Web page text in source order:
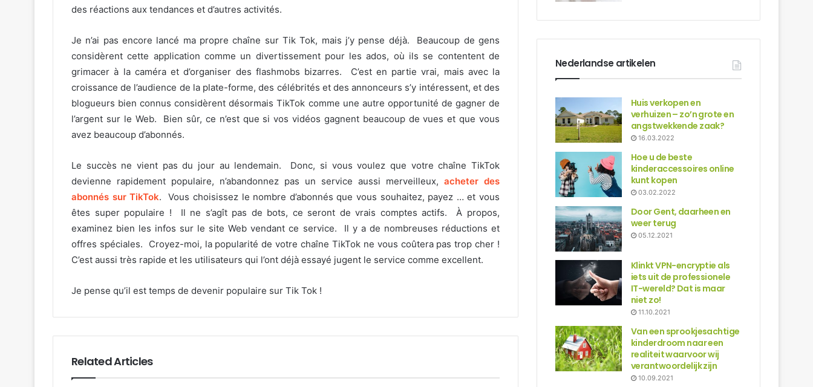
des réactions aux tendances et d’autres activités.
Je n’ai pas encore lancé ma propre chaîne sur Tik Tok, mais j’y pense déjà. Beaucoup de gens
considèrent cette application comme un divertissement pour les ados, où ils se contentent de
grimacer à la caméra et d’organiser des flashmobs bizarres. C’est en partie vrai, mais avec la
croissance de l’audience de la plate-forme, des célébrités et des annonceurs s’y intéressent, et des
blogueurs bien connus considèrent désormais TikTok comme une autre opportunité de gagner de
l’argent sur le Web. Bien sûr, ce n’est que si vos vidéos gagnent beaucoup de vues et que vous
avez beaucoup d’abonnés.
Le succès ne vient pas du jour au lendemain. Donc, si vous voulez que votre chaîne TikTok
devienne rapidement populaire, n’abandonnez pas un service aussi merveilleux, acheter des
abonnés sur TikTok. Vous choisissez le nombre d’abonnés que vous souhaitez, payez … et vous
êtes super populaire ! Il ne s’agît pas de bots, ce seront de vrais comptes actifs. À propos,
examinez bien les infos sur le site Web vendant ce service. Il y a de nombreuses réductions et
offres spéciales. Croyez-moi, la popularité de votre chaîne TikTok ne vous coûtera pas trop cher !
C’est aussi très rapide et les utilisateurs qui l’ont déjà essayé jugent le service comme excellent.
Je pense qu’il est temps de devenir populaire sur Tik Tok !
Related Articles
Nederlandse artikelen
Huis verkopen en
verhuizen – zo’n grote en
angstwekkende zaak?
16.03.2022
Hoe u de beste
kinderaccessoires online
kunt kopen
03.02.2022
Door Gent, daarheen en
weer terug
05.12.2021
Klinkt VPN-encryptie als
iets uit de professionele
IT-wereld? Dat is maar
niet zo!
11.10.2021
Van een sprookjesachtige
kinderdroom naar een
realiteit waarvoor wij
verantwoordelijk zijn
10.09.2021